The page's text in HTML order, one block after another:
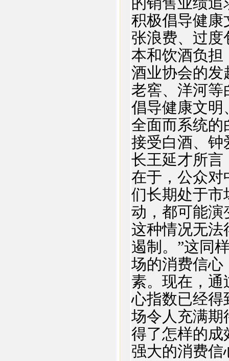
积极倡导健康
张浪费、过度
本和饮酒负担
酒业协会的发
老窖、洋河等
倡导健康文明
全面而系统的
接受白酒、
长王延才所言
在于，公众对
们长期处于市
动，都可能演
这种情况无法
遏制。”这同
场的消费信心
素。现在，
心指数已经得
场令人充满期
得了怎样的成
强大的消费信